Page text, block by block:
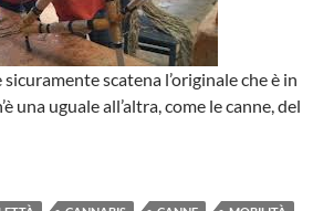
scatena l’originale che è in
una uguale all’altra, come le canne, del